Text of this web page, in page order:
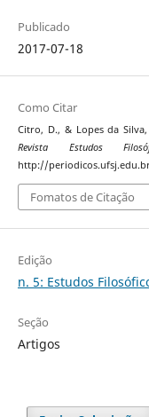
Publicado
2017-07-18
Como Citar
Citro, D., & Lopes da
Revista Estudos
http://
Fomatos de Citação
Edição
n. 5: Estudos
Seção
Artigos